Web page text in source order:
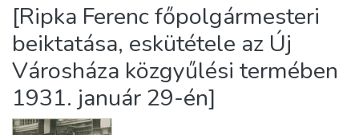
Statistics
About us
[Ripka Ferenc főpolgármesteri
beiktatása, eskütétele az Új
Városháza közgyűlési termében
1931. január 29-én]